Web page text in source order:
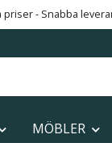
- Snabba
MÖBLER